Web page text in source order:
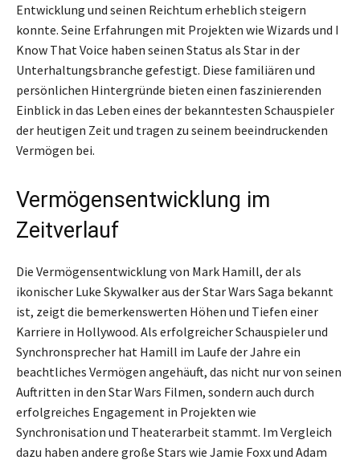
Entwicklung und seinen Reichtum erheblich steigern
konnte. Seine Erfahrungen mit Projekten wie Wizards und I
Know That Voice haben seinen Status als Star in der
Unterhaltungsbranche gefestigt. Diese familiären und
persönlichen Hintergründe bieten einen faszinierenden
Einblick in das Leben eines der bekanntesten Schauspieler
der heutigen Zeit und tragen zu seinem beeindruckenden
Vermögen bei.
Vermögensentwicklung im
Zeitverlauf
Die Vermögensentwicklung von Mark Hamill, der als
ikonischer Luke Skywalker aus der Star Wars Saga bekannt
ist, zeigt die bemerkenswerten Höhen und Tiefen einer
Karriere in Hollywood. Als erfolgreicher Schauspieler und
Synchronsprecher hat Hamill im Laufe der Jahre ein
beachtliches Vermögen angehäuft, das nicht nur von seinen
Auftritten in den Star Wars Filmen, sondern auch durch
erfolgreiches Engagement in Projekten wie
Synchronisation und Theaterarbeit stammt. Im Vergleich
dazu haben andere große Stars wie Jamie Foxx und Adam